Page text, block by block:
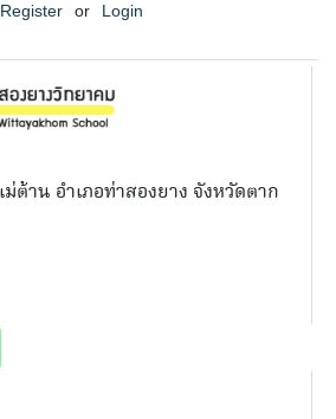
Register or Login
ต้าน อำเภอท่าสองยาง จังหวัดตาก